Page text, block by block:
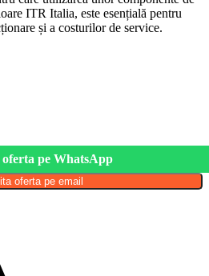
ITR Italia, este esențială pentru
și a costurilor de service.
oferta pe WhatsApp
oferta pe email